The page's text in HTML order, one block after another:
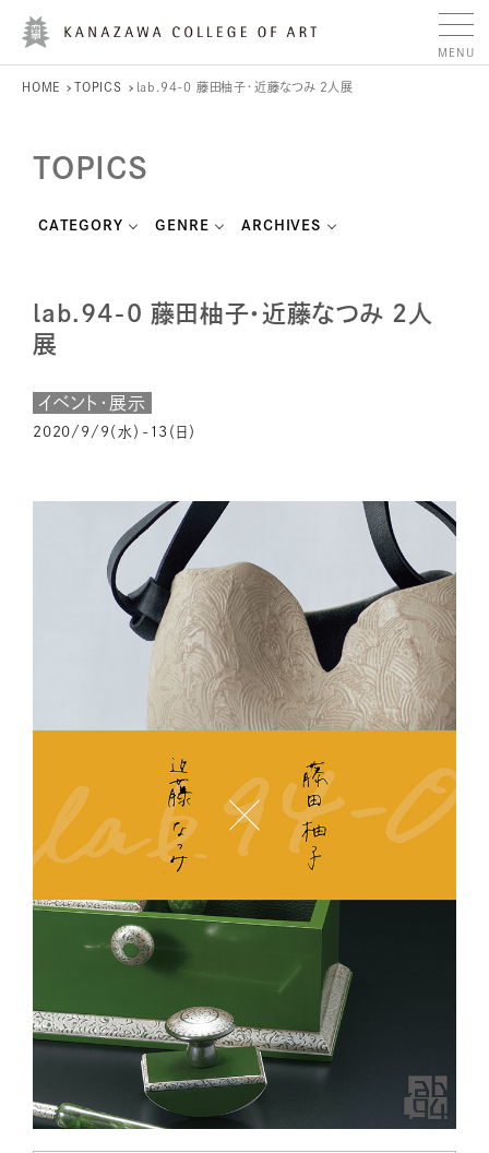
HOME TOPICS lab.94-0 藤田柚子・近藤なつみ ２人展
TOPICS
CATEGORY GENRE ARCHIVES
lab.94-0 藤田柚子・近藤なつみ ２人
展
イベント・展示
2020/9/9（水）-13（日）